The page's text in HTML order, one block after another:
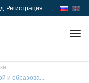
Регистрация
и образова...